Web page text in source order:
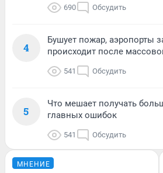
690 Обсудить
4
Бушует пожар, аэропорты
происходит после
541 Обсудить
5
Что мешает получать
главных ошибок
541 Обсудить
МНЕНИЕ